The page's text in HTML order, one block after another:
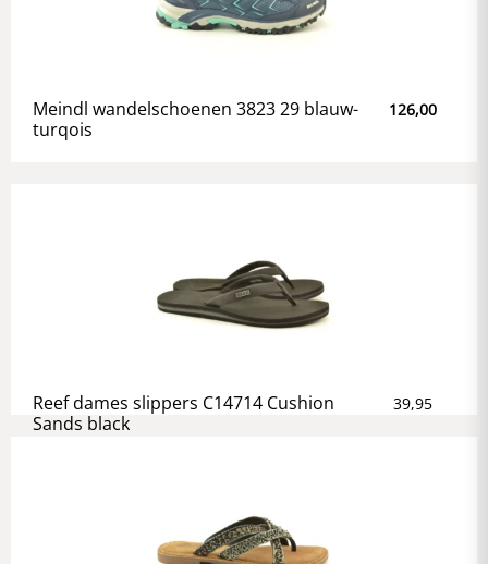
Meindl wandelschoenen 3823 29 blauw-
turqois
126,00
Reef dames slippers C14714 Cushion
Sands black
39,95